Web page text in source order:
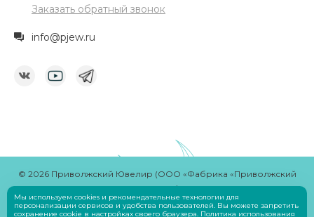
Заказать обратный звонок
info@pjew.ru
© 2026 Приволжский Ювелир (ООО «Фабрика «Приволжский
ювелир»)
РазработчикSavin Denis
Мы используем cookies и рекомендательные технологии для
персонализации сервисов и удобства пользователей. Вы можете запретить
сохранение cookie в настройках своего браузера. Политика использования